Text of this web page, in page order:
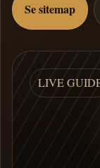
Se sitemap
LIVE